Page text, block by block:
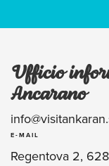
Ufficio
Ancarano
E-MAIL
Regentova 2,